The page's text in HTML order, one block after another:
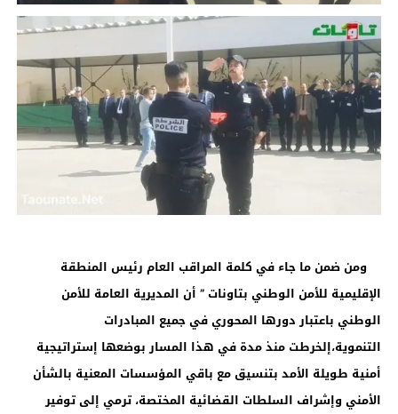
ومن ضمن ما جاء في كلمة المراقب العام رئيس المنطقة
الإقليمية للأمن الوطني بتاونات ” أن المديرية العامة للأمن
الوطني باعتبار دورها المحوري في جميع المبادرات
التنموية،إلخرطت منذ مدة في هذا المسار بوضعها إستراتيجية
أمنية طويلة الأمد بتنسيق مع باقي المؤسسات المعنية بالشأن
الأمني وإشراف السلطات القضائية المختصة، ترمي إلى توفير